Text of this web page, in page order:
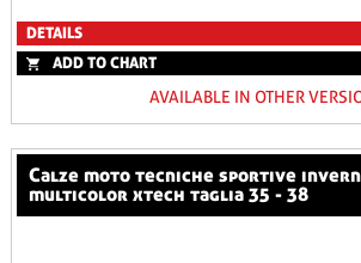
DETAILS
ADD TO CHART
AVAILABLE IN OTHER
calze moto tecniche sportive invernali nere a righe
multicolor xtech taglia 35 - 38